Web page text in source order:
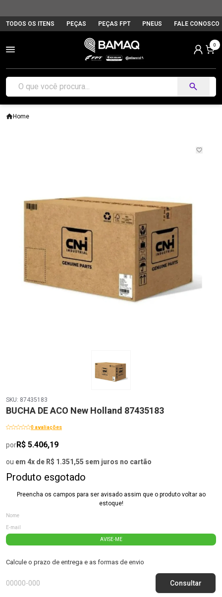
TODOS OS ITENS PEÇAS PEÇAS FPT PNEUS FALE CONOSCO
0
Home
SKU: 87435183
BUCHA DE ACO New Holland 87435183
0 avaliações
porR$ 5.406,19
ou em 4x de R$ 1.351,55 sem juros no cartão
Produto esgotado
Preencha os campos para ser avisado assim que o produto voltar ao
estoque!
AVISE-ME
Calcule o prazo de entrega e as formas de envio